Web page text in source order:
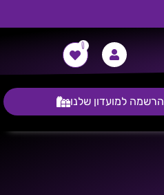
0
הרשמה למועדון שלנו